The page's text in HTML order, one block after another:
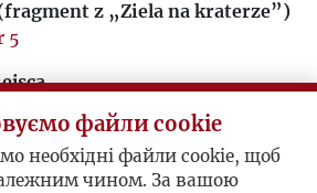
z „Ziela na kraterze”)
5
7/33-8/34
файли cookie
необхідні файли cookie, щоб
чином. За вашою